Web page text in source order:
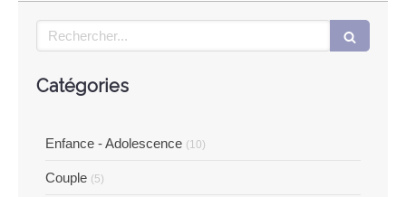
Rechercher
Catégories
Enfance - Adolescence (10)
Couple (5)